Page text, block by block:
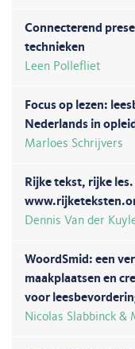
Connecterend
technieken
Leen Pollefliet
Focus op lezen:
Nederlands in
Marloes Schrijvers
Rijke tekst, rijke
Dennis Van der
WoordSmid: een
maakplaatsen en
voor
Nicolas Slabbinck &